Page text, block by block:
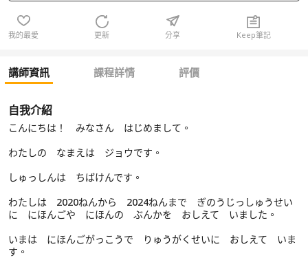
我的最愛 更新 分享 Keep筆記
講師資訊 課程詳情 評價
自我介紹
こんにちは！ みなさん はじめまして。
わたしの なまえは ジョウです。
しゅっしんは ちばけんです。
わたしは 2020ねんから 2024ねんまで ぎのうじっしゅうせい
に にほんごや にほんの ぶんかを おしえて いました。
いまは にほんごがっこうで りゅうがくせいに おしえて いま
す。